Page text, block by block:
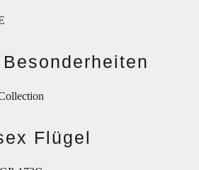
Flügel